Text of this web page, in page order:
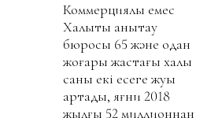
Коммерциялық емес
Халықты анықтау
бюросы 65 және одан
жоғары жастағы халық
саны екі есеге жуық
артады, яғни 2018
жылғы 52 миллионнан